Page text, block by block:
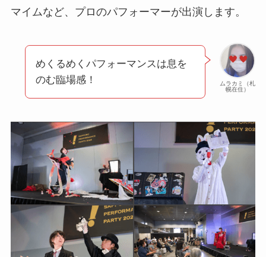
マイムなど、プロのパフォーマーが出演します。
ムラカミ（札
幌在住）
めくるめくパフォーマンスは息を
のむ臨場感！